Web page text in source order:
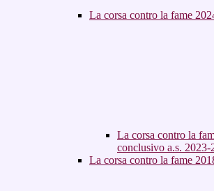
La corsa contro la fame
La corsa contro la
conclusivo a.s. 2023-
La corsa contro la fame